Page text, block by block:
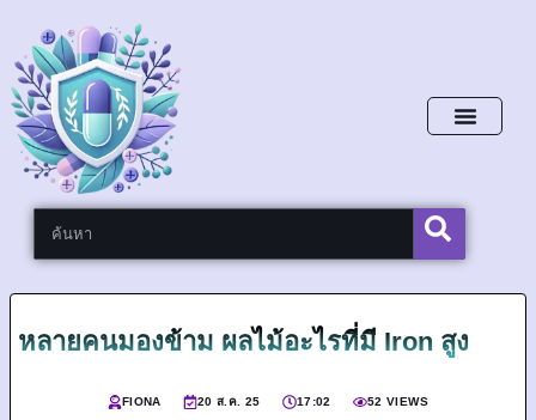
หลายคนมองข้าม ผลไม้อะไรที่มี Iron สูง
FIONA 20 ส.ค. 25 17:02 52 VIEWS